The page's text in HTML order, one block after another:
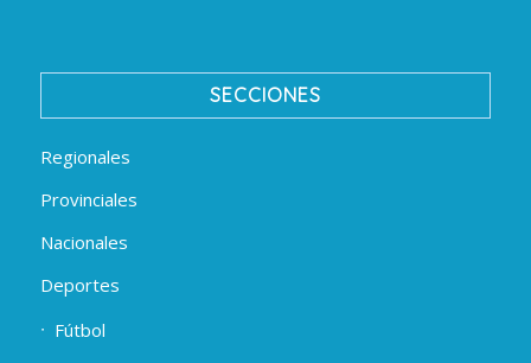
SECCIONES
Regionales
Provinciales
Nacionales
Deportes
Fútbol